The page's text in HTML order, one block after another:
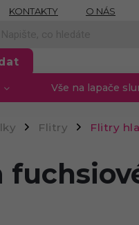
KONTAKTY O NÁS
ÚDAJŮ
Vše na lapače
/ Flitry / Flitry